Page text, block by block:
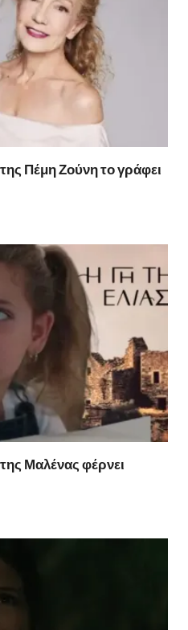
ε
Πέμη Ζούνη το γράφει
Μαλένας φέρνει